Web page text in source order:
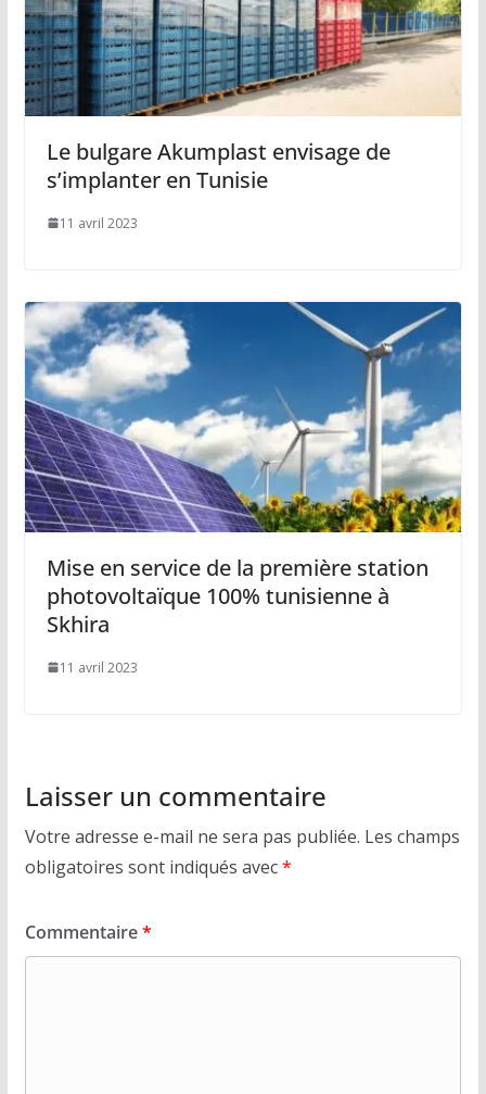
Le bulgare Akumplast envisage de
s’implanter en Tunisie
11 avril 2023
Mise en service de la première station
photovoltaïque 100% tunisienne à
Skhira
11 avril 2023
Laisser un commentaire
Votre adresse e-mail ne sera pas publiée. Les champs
obligatoires sont indiqués avec*
Commentaire*